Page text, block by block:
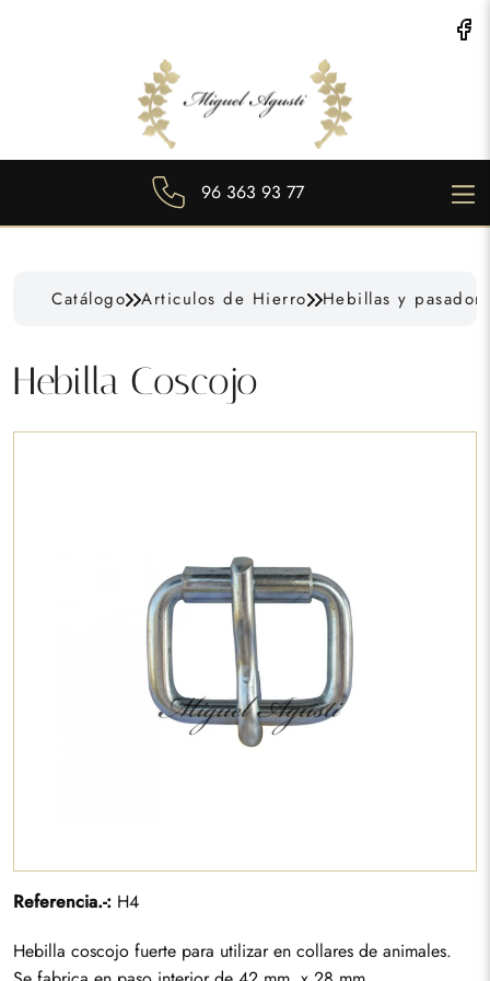
96 363 93 77
Catálogo Articulos de Hierro Hebillas y
Hebilla Coscojo
Referencia.-: H4
Hebilla coscojo fuerte para utilizar en collares de animales.